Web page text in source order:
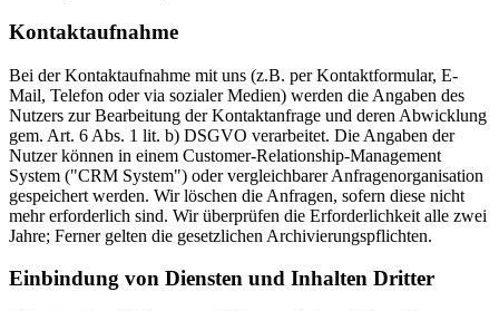
Kontaktaufnahme
Bei der Kontaktaufnahme mit uns (z.B. per Kontaktformular, E-
Mail, Telefon oder via sozialer Medien) werden die Angaben des
Nutzers zur Bearbeitung der Kontaktanfrage und deren Abwicklung
gem. Art. 6 Abs. 1 lit. b) DSGVO verarbeitet. Die Angaben der
Nutzer können in einem Customer-Relationship-Management
System ("CRM System") oder vergleichbarer Anfragenorganisation
gespeichert werden. Wir löschen die Anfragen, sofern diese nicht
mehr erforderlich sind. Wir überprüfen die Erforderlichkeit alle zwei
Jahre; Ferner gelten die gesetzlichen Archivierungspflichten.
Einbindung von Diensten und Inhalten Dritter